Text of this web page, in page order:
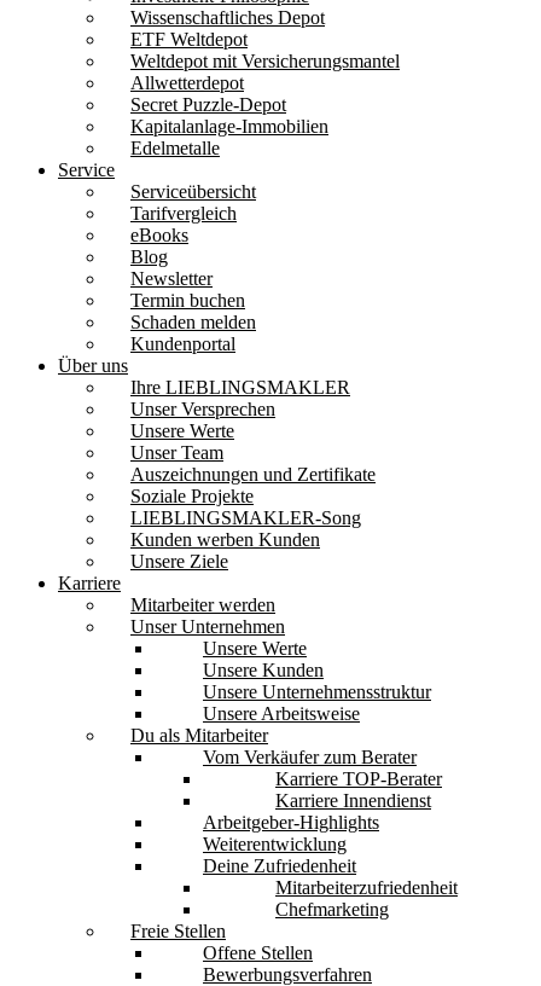
Wissenschaftliches Depot
ETF Weltdepot
Weltdepot mit Versicherungsmantel
Allwetterdepot
Secret Puzzle-Depot
Kapitalanlage-Immobilien
Edelmetalle
Service
Serviceübersicht
Tarifvergleich
eBooks
Blog
Newsletter
Termin buchen
Schaden melden
Kundenportal
Über uns
Ihre LIEBLINGSMAKLER
Unser Versprechen
Unsere Werte
Unser Team
Auszeichnungen und Zertifikate
Soziale Projekte
LIEBLINGSMAKLER-Song
Kunden werben Kunden
Unsere Ziele
Karriere
Mitarbeiter werden
Unser Unternehmen
Unsere Werte
Unsere Kunden
Unsere Unternehmensstruktur
Unsere Arbeitsweise
Du als Mitarbeiter
Vom Verkäufer zum Berater
Karriere TOP-Berater
Karriere Innendienst
Arbeitgeber-Highlights
Weiterentwicklung
Deine Zufriedenheit
Mitarbeiterzufriedenheit
Chefmarketing
Freie Stellen
Offene Stellen
Bewerbungsverfahren